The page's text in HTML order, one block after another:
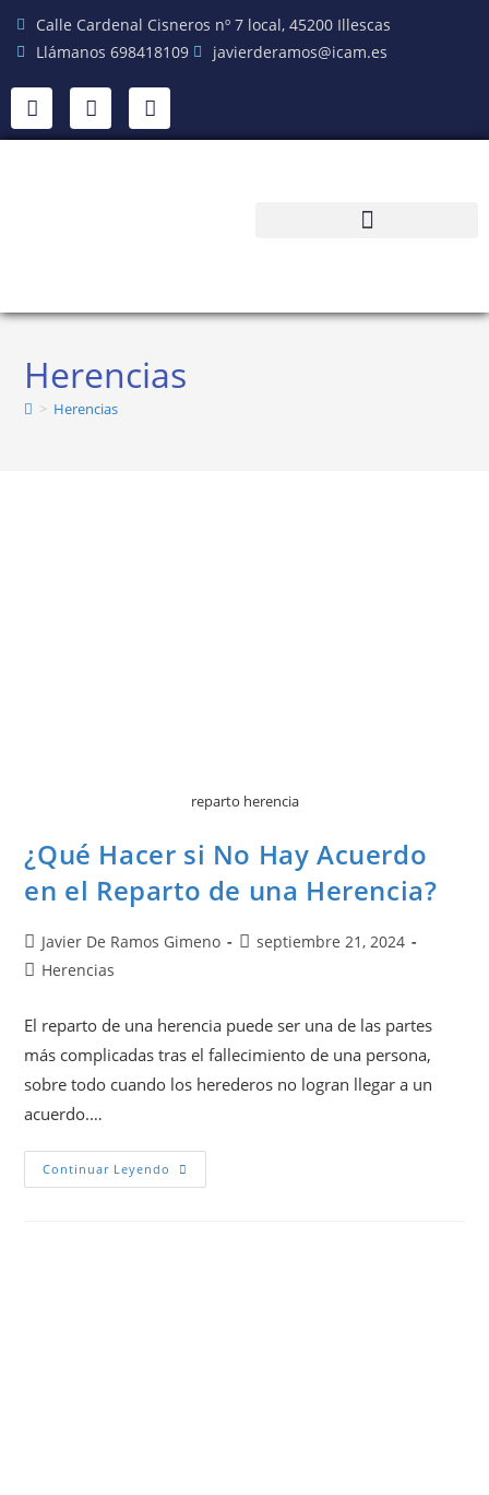
Calle Cardenal Cisneros nº 7 local, 45200 Illescas
Llámanos 698418109
javierderamos@icam.es
Herencias
> Herencias
reparto herencia
¿Qué Hacer si No Hay Acuerdo
en el Reparto de una Herencia?
Javier De Ramos Gimeno
septiembre 21, 2024
Herencias
El reparto de una herencia puede ser una de las partes
más complicadas tras el fallecimiento de una persona,
sobre todo cuando los herederos no logran llegar a un
acuerdo.…
Continuar Leyendo